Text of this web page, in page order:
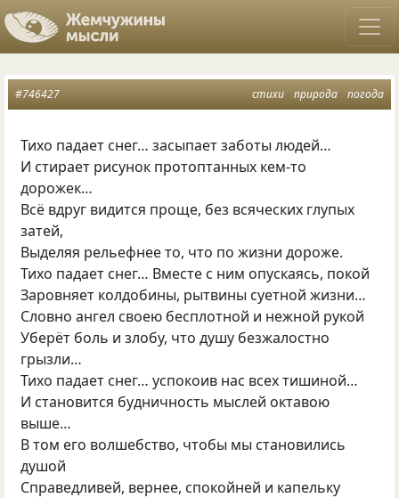
стихи природа погода
#746427
Тихо падает снег… засыпает заботы людей…
И стирает рисунок протоптанных кем-то
дорожек…
Всё вдруг видится проще, без всяческих глупых
затей,
Выделяя рельефнее то, что по жизни дороже.
Тихо падает снег… Вместе с ним опускаясь, покой
Заровняет колдобины, рытвины суетной жизни…
Словно ангел своею бесплотной и нежной рукой
Уберёт боль и злобу, что душу безжалостно
грызли…
Тихо падает снег… успокоив нас всех тишиной…
И становится будничность мыслей октавою
выше…
В том его волшебство, чтобы мы становились
душой
Справедливей, вернее, спокойней и капельку